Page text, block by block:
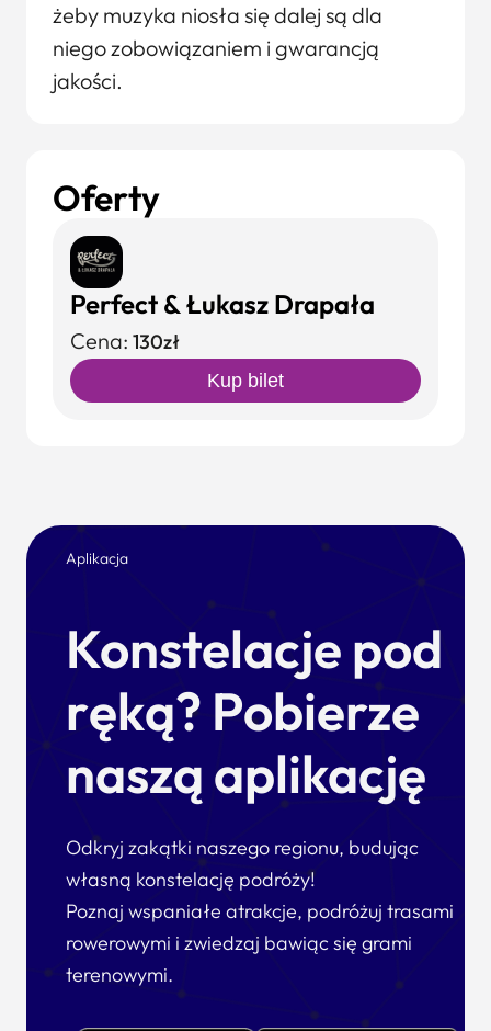
żeby muzyka niosła się dalej są dla
niego zobowiązaniem i gwarancją
jakości.
Oferty
Perfect & Łukasz Drapała
Cena: 130zł
Kup bilet
Aplikacja
Konstelacje pod
ręką? Pobierze
naszą aplikację
Odkryj zakątki naszego regionu, budując
własną konstelację podróży!
Poznaj wspaniałe atrakcje, podróżuj trasami
rowerowymi i zwiedzaj bawiąc się grami
terenowymi.